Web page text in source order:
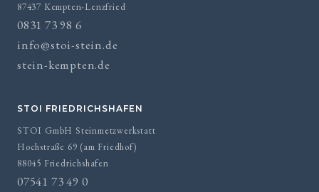
87437 Kempten-Lenzfried
0831 73 98 6
info@stoi-stein.de
stein-kempten.de
STOI FRIEDRICHSHAFEN
STOI GmbH Steinmetzwerkstatt
Hochstraße 69 (am Friedhof)
88045 Friedrichshafen
07541 73 49 0